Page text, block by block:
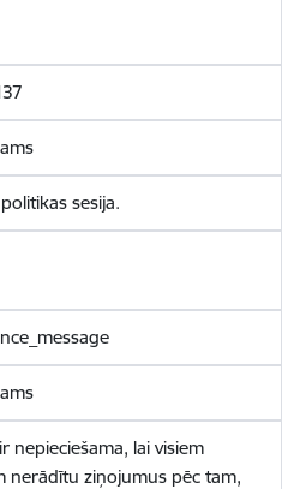
sesija.
nepieciešama, lai visiem
nerādītu ziņojumus pēc tam,